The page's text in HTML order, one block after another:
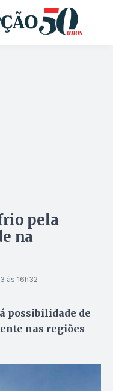
pela
na
às 16h32
possibilidade de
nas regiões